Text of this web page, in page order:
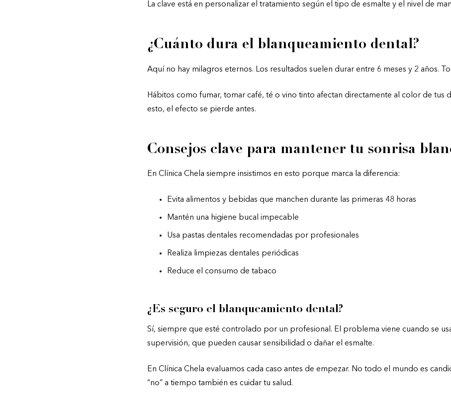
La clave está en personalizar el tratamiento según el tipo de esmalte y el nivel de
¿Cuánto dura el blanqueamiento dental?
Aquí no hay milagros eternos. Los resultados suelen durar entre 6 meses y 2 años.
Hábitos como fumar, tomar café, té o vino tinto afectan directamente al color de tus
esto, el efecto se pierde antes.
Consejos clave para mantener tu sonrisa
En Clínica Chela siempre insistimos en esto porque marca la diferencia:
Evita alimentos y bebidas que manchen durante las primeras 48 horas
Mantén una higiene bucal impecable
Usa pastas dentales recomendadas por profesionales
Realiza limpiezas dentales periódicas
Reduce el consumo de tabaco
¿Es seguro el blanqueamiento dental?
Sí, siempre que esté controlado por un profesional. El problema viene cuando se
supervisión, que pueden causar sensibilidad o dañar el esmalte.
En Clínica Chela evaluamos cada caso antes de empezar. No todo el mundo es
“no” a tiempo también es cuidar tu salud.